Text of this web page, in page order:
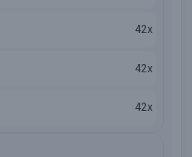
42x
42x
42x